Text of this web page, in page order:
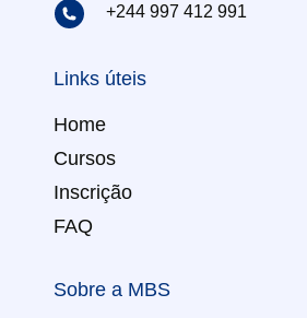
+244 997 412 991
Links úteis
Home
Cursos
Inscrição
FAQ
Sobre a MBS